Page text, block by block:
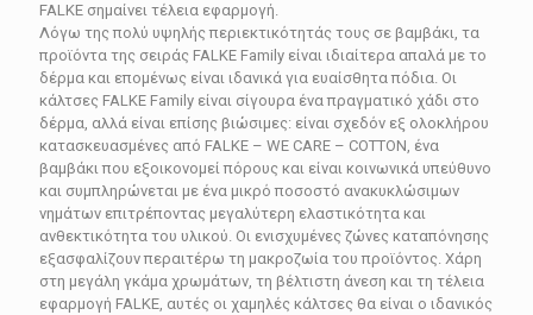
FALKE σημαίνει τέλεια εφαρμογή.
Λόγω της πολύ υψηλής περιεκτικότητάς τους σε βαμβάκι, τα
προϊόντα της σειράς FALKE Family είναι ιδιαίτερα απαλά με το
δέρμα και επομένως είναι ιδανικά για ευαίσθητα πόδια. Οι
κάλτσες FALKE Family είναι σίγουρα ένα πραγματικό χάδι στο
δέρμα, αλλά είναι επίσης βιώσιμες: είναι σχεδόν εξ ολοκλήρου
κατασκευασμένες από FALKE – WE CARE – COTTON, ένα
βαμβάκι που εξοικονομεί πόρους και είναι κοινωνικά υπεύθυνο
και συμπληρώνεται με ένα μικρό ποσοστό ανακυκλώσιμων
νημάτων επιτρέποντας μεγαλύτερη ελαστικότητα και
ανθεκτικότητα του υλικού. Οι ενισχυμένες ζώνες καταπόνησης
εξασφαλίζουν περαιτέρω τη μακροζωία του προϊόντος. Χάρη
στη μεγάλη γκάμα χρωμάτων, τη βέλτιστη άνεση και τη τέλεια
εφαρμογή FALKE, αυτές οι χαμηλές κάλτσες θα είναι ο ιδανικός